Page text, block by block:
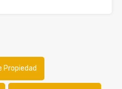
Propiedad